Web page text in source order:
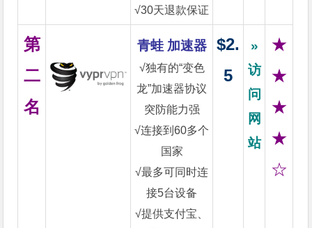
√30天退款保证
第
二
名
青蛙 加速器
√独有的“变色
龙”加速器协议
突防能力强
√连接到60多个
国家
√最多可同时连
接5台设备
√提供支付宝、
$2.
5
»
访
问
网
站
★
★
★
★
☆